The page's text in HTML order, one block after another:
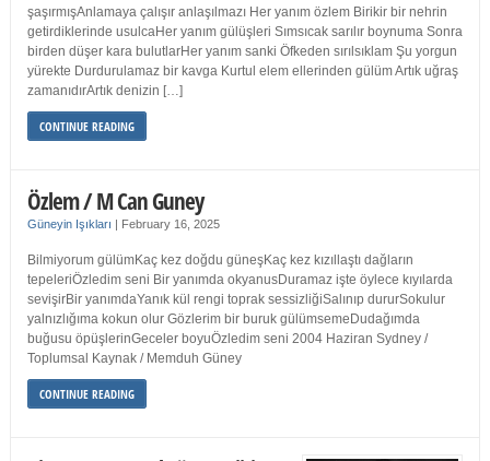
şaşırmışAnlamaya çalışır anlaşılmazı Her yanım özlem Birikir bir nehrin
getirdiklerinde usulcaHer yanım gülüşleri Sımsıcak sarılır boynuma Sonra
birden düşer kara bulutlarHer yanım sanki Öfkeden sırılsıklam Şu yorgun
yürekte Durdurulamaz bir kavga Kurtul elem ellerinden gülüm Artık uğraş
zamanıdırArtık denizin […]
CONTINUE READING
Özlem / M Can Guney
Güneyin Işıkları | February 16, 2025
Bilmiyorum gülümKaç kez doğdu güneşKaç kez kızıllaştı dağların
tepeleriÖzledim seni Bir yanımda okyanusDuramaz işte öylece kıyılarda
sevişirBir yanımdaYanık kül rengi toprak sessizliğiSalınıp dururSokulur
yalnızlığıma kokun olur Gözlerim bir buruk gülümsemeDudağımda
buğusu öpüşlerinGeceler boyuÖzledim seni 2004 Haziran Sydney /
Toplumsal Kaynak / Memduh Güney
CONTINUE READING